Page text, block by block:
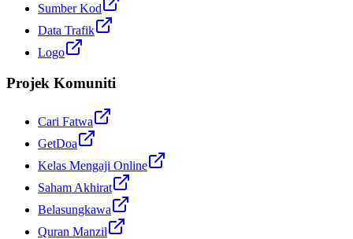
Sumber Kod
Data Trafik
Logo
Projek Komuniti
Cari Fatwa
GetDoa
Kelas Mengaji Online
Saham Akhirat
Belasungkawa
Quran Manzil